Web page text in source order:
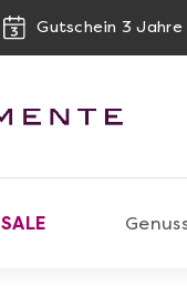
Gutschein 3
SALE